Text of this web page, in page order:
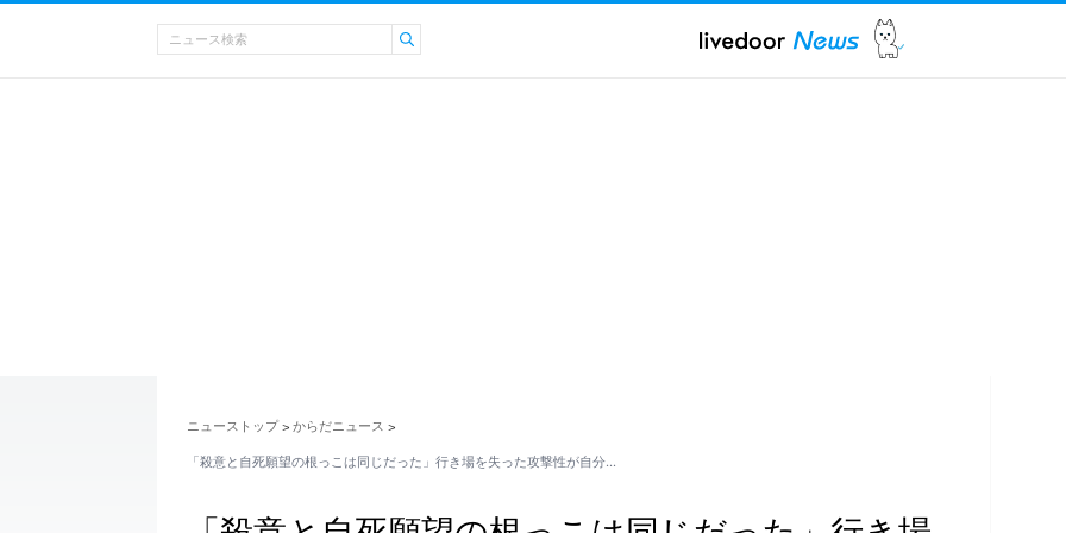
ニューストップ > からだニュース >
「殺意と自死願望の根っこは同じだった」行き場を失った攻撃性が自分…